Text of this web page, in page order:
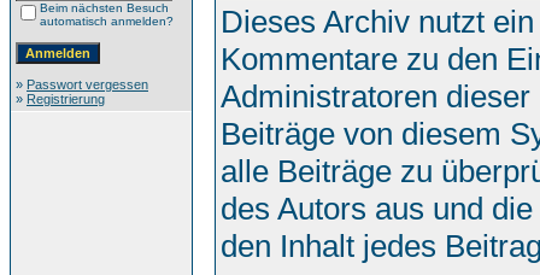
Beim nächsten Besuch
automatisch anmelden?
» Passwort vergessen
» Registrierung
Dieses Archiv nutzt
Kommentare zu den
Administratoren
Beiträge von diesem
alle Beiträge zu
des Autors aus und
den Inhalt jedes